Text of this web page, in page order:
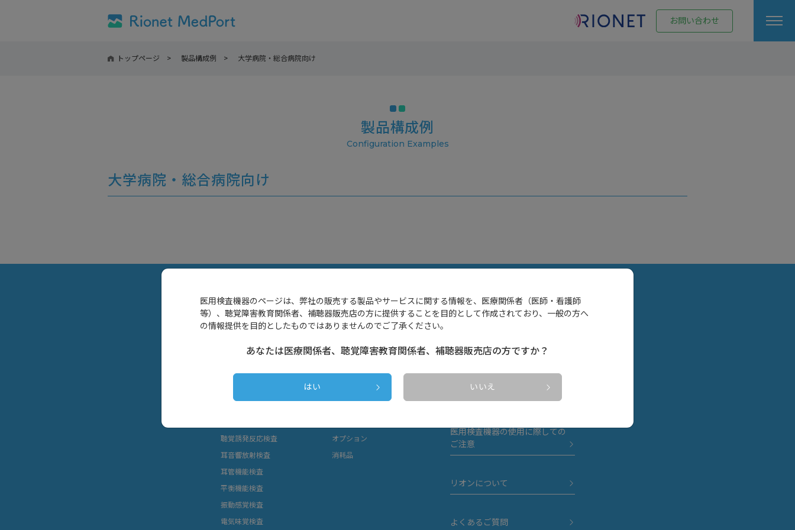
お問い合わせ
トップページ 製品構成例 大学病院・総合病院向け
医用検査機器のページは、弊社の販売する製品やサービスに関する情報を、医療関係者（医師・看護師
等）、聴覚障害教育関係者、補聴器販売店の方に提供することを目的として作成されており、一般の方へ
の情報提供を目的としたものではありませんのでご了承ください。
あなたは医療関係者、聴覚障害教育関係者、補聴器販売店の方ですか？
はい いいえ
製品構成例
大学病院・総合病院向け
耳鼻咽喉科向けオージオメータ
健診施設向けオージオメータ
聴覚誘発反応検査
耳音響放射検査
耳管機能検査
平衡機能検査
振動感覚検査
電気味覚検査
電子カルテ関連システム
オプション
消耗品
守点検記録について
医用検査機器の使用に際しての
ご注意
リオンについて
よくあるご質問